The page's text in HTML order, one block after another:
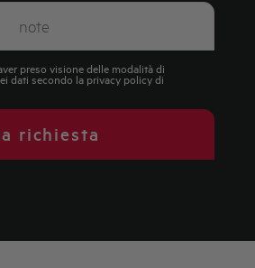
preso visione delle modalità di
dati secondo la privacy policydi
richiesta